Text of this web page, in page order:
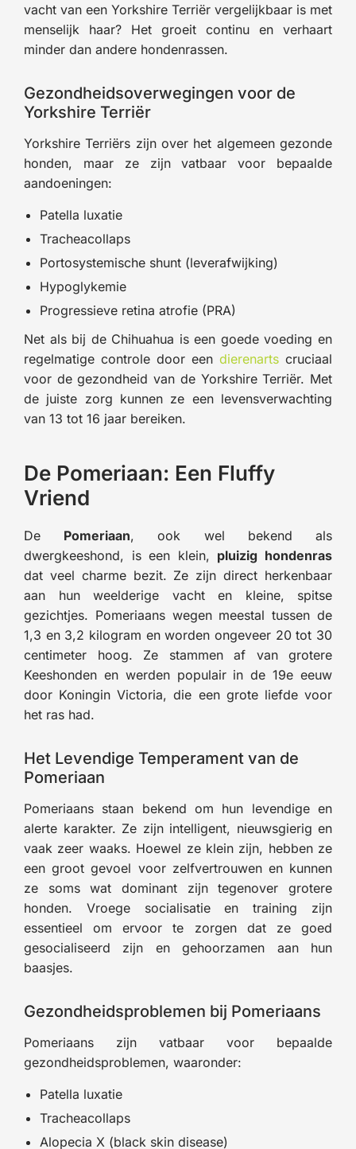
vacht van een Yorkshire Terriër vergelijkbaar is met
menselijk haar? Het groeit continu en verhaart
minder dan andere hondenrassen.
Gezondheidsoverwegingen voor de
Yorkshire Terriër
Yorkshire Terriërs zijn over het algemeen gezonde
honden, maar ze zijn vatbaar voor bepaalde
aandoeningen:
Patella luxatie
Tracheacollaps
Portosystemische shunt (leverafwijking)
Hypoglykemie
Progressieve retina atrofie (PRA)
Net als bij de Chihuahua is een goede voeding en
regelmatige controle door een dierenarts cruciaal
voor de gezondheid van de Yorkshire Terriër. Met
de juiste zorg kunnen ze een levensverwachting
van 13 tot 16 jaar bereiken.
De Pomeriaan: Een Fluffy
Vriend
De Pomeriaan, ook wel bekend als
dwergkeeshond, is een klein, pluizig hondenras
dat veel charme bezit. Ze zijn direct herkenbaar
aan hun weelderige vacht en kleine, spitse
gezichtjes. Pomeriaans wegen meestal tussen de
1,3 en 3,2 kilogram en worden ongeveer 20 tot 30
centimeter hoog. Ze stammen af van grotere
Keeshonden en werden populair in de 19e eeuw
door Koningin Victoria, die een grote liefde voor
het ras had.
Het Levendige Temperament van de
Pomeriaan
Pomeriaans staan bekend om hun levendige en
alerte karakter. Ze zijn intelligent, nieuwsgierig en
vaak zeer waaks. Hoewel ze klein zijn, hebben ze
een groot gevoel voor zelfvertrouwen en kunnen
ze soms wat dominant zijn tegenover grotere
honden. Vroege socialisatie en training zijn
essentieel om ervoor te zorgen dat ze goed
gesocialiseerd zijn en gehoorzamen aan hun
baasjes.
Gezondheidsproblemen bij Pomeriaans
Pomeriaans zijn vatbaar voor bepaalde
gezondheidsproblemen, waaronder:
Patella luxatie
Tracheacollaps
Alopecia X (black skin disease)